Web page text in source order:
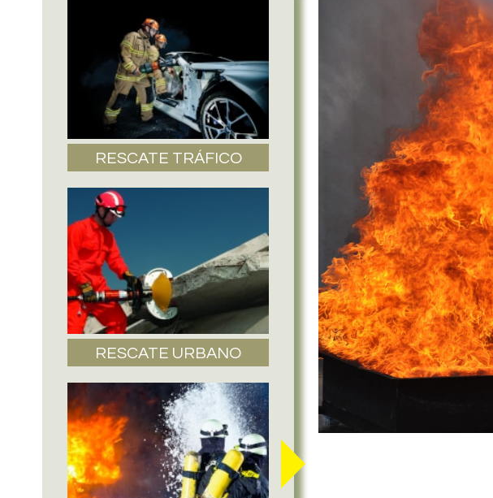
RESCATE TRÁFICO
RESCATE URBANO